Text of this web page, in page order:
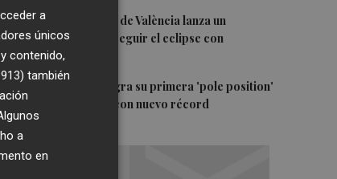
4El Ayuntamiento de València lanza un
decálogo para seguir el eclipse con
seguridad
5
Jorge Martín logra su primera 'pole position'
en Silverstone, con nuevo récord
a
únicos
contenido,
también
a
en